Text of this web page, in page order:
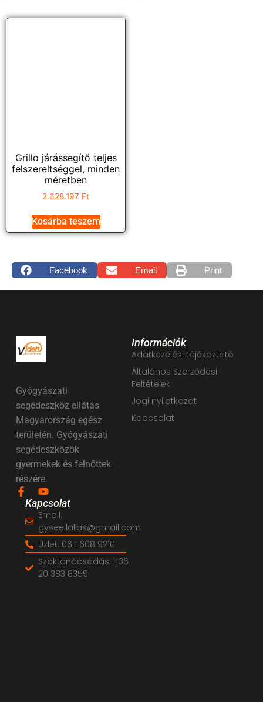
Grillo járássegítő teljes
felszereltséggel, minden
méretben
2.628.197 Ft
Kosárba teszem
Facebook Email Print
Gyógyászati
segédeszköz ellátás
Magyarország egész
területén. Gyógyászati
segédeszközök
gyermekek és felnőttek
részére.
Információk
Adatkezelési tájékoztató
Általános Szerződési
Feltételek
Jogi nyilatkozat
Kapcsolat
Kapcsolat
Email:
gyseellatas@gmail.com
Üzlet: 06 1 608 9210
Szaktanácsadás: +36
20 383 8359